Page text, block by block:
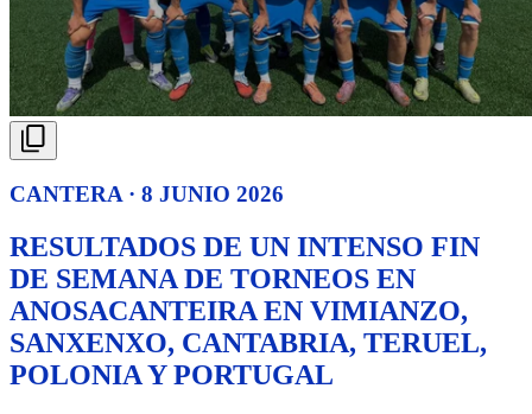
CANTERA · 8 JUNIO 2026
RESULTADOS DE UN INTENSO FIN
DE SEMANA DE TORNEOS EN
ANOSACANTEIRA EN VIMIANZO,
SANXENXO, CANTABRIA, TERUEL,
POLONIA Y PORTUGAL